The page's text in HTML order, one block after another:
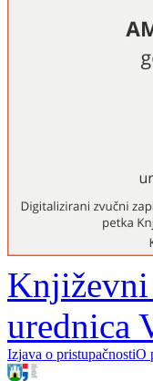
Književni
urednica
Izjava o pristupačnostiO